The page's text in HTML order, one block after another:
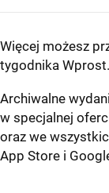
Więcej możesz
tygodnika Wprost.
Archiwalne
w specjalnej
oraz we
App Store i